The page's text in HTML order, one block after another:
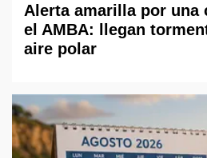
Alerta amarilla por una
el AMBA: llegan
aire polar